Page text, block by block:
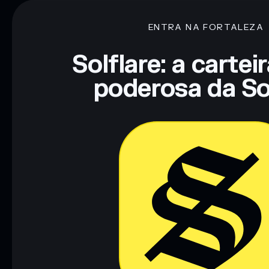
ENTRA NA FORTALEZA
Solflare: a
poderosa da